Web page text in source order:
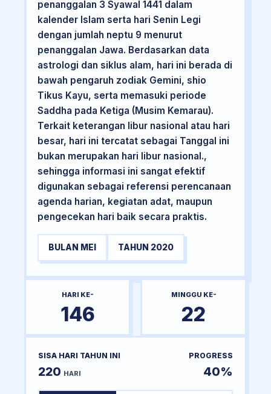
penanggalan 3 Syawal 1441 dalam
kalender Islam serta hari Senin Legi
dengan jumlah neptu 9 menurut
penanggalan Jawa. Berdasarkan data
astrologi dan siklus alam, hari ini berada di
bawah pengaruh zodiak Gemini, shio
Tikus Kayu, serta memasuki periode
Saddha pada Ketiga (Musim Kemarau).
Terkait keterangan libur nasional atau hari
besar, hari ini tercatat sebagai Tanggal ini
bukan merupakan hari libur nasional.,
sehingga informasi ini sangat efektif
digunakan sebagai referensi perencanaan
agenda harian, kegiatan adat, maupun
pengecekan hari baik secara praktis.
BULAN MEI TAHUN 2020
HARI KE-
146
MINGGU KE-
22
SISA HARI TAHUN INI
220 HARI
PROGRESS
40%